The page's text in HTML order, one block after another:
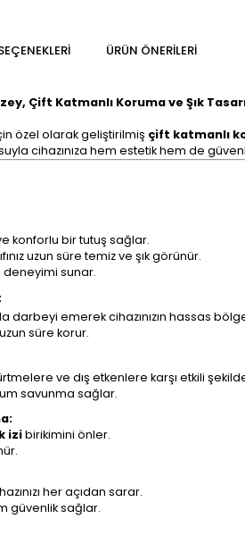
ÜRÜN ÖNERILERI
Çift Katmanlı Koruma ve Şık
özel olarak geliştirilmiş çift katmanlı
cihazınıza hem estetik hem de
konforlu bir tutuş sağlar.
uzun süre temiz ve şık görünür.
deneyimi sunar.
darbeyi emerek cihazınızın hassas
süre korur.
ve dış etkenlere karşı etkili
savunma sağlar.
izibirikimini önler.
her açıdan sarar.
güvenlik sağlar.